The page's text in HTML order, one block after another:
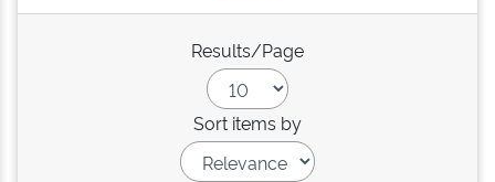
Results/Page
Sort items by